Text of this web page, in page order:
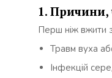
1. Причини,
Перш ніж вжити
Травм вуха
Інфекцій